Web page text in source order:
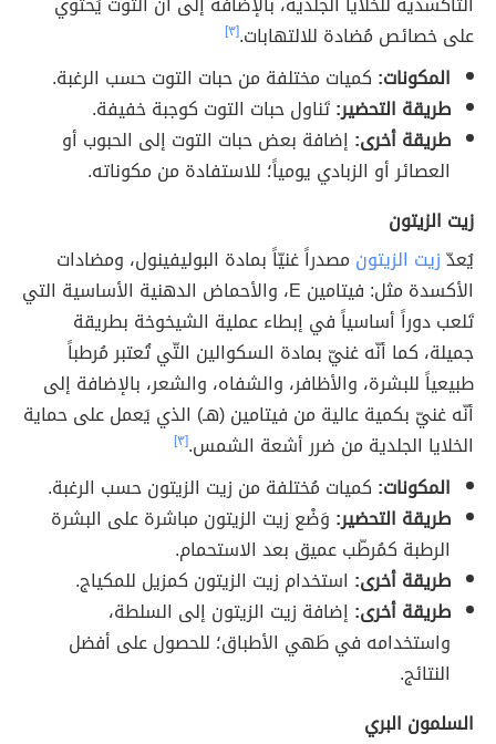
على خصائص مُضادة للالتهابات.[٣]
المكونات: كميات مختلفة من حبات التوت حسب الرغبة.
طريقة التحضير:تَناول حبات التوت كوجبة خفيفة.
طريقة أخرى: إضافة بعض حبات التوت إلى الحبوب أو
العصائر أو الزبادي يومياً؛ للاستفادة من مكوناته.
زيت الزيتون
يُعدّزيت الزيتون مصدراً غنيّاً بمادة البوليفينول، ومضادات
الأكسدة مثل: فيتامين E، والأحماض الدهنية الأساسية التي
تَلعب دوراً أساسياً في إبطاء عملية الشيخوخة بطريقة
جميلة، كما أنّه غنيّ بمادة السكوالين التّي تُعتبر مُرطباً
طبيعياً للبشرة، والأظافر، والشفاه، والشعر، بالإضافة إلى
أنّه غنيّ بكمية عالية من فيتامين (هـ) الذي يَعمل على حماية
الخلايا الجلدية من ضرر أشعة الشمس.[٣]
المكونات: كميات مُختلفة من زيت الزيتون حسب الرغبة.
طريقة التحضير: وَضْع زيت الزيتون مباشرة على البشرة
الرطبة كمُرطّب عميق بعد الاستحمام.
طريقة أخرى: استخدام زيت الزيتون كمزيل للمكياج.
طريقة أخرى: إضافة زيت الزيتون إلى السلطة،
واستخدامه في طَهي الأطباق؛ للحصول على أفضل
النتائج.
السلمون البري